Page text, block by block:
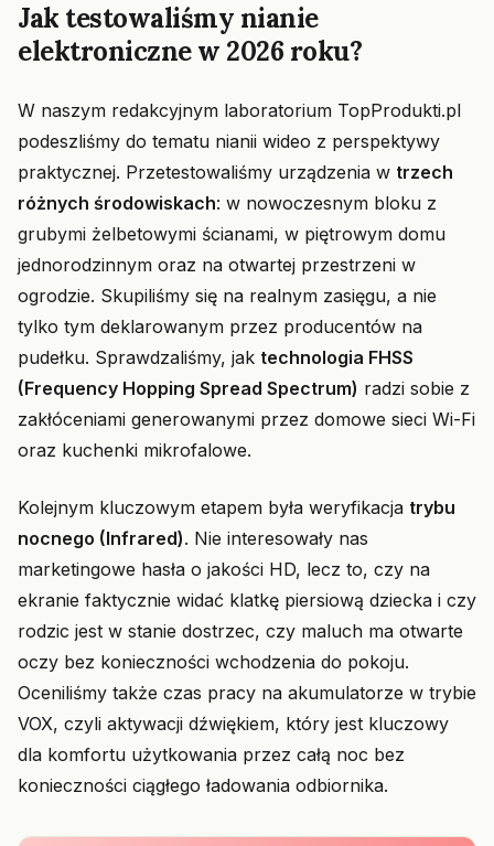
Jak testowaliśmy nianie
elektroniczne w 2026 roku?
W naszym redakcyjnym laboratorium TopProdukti.pl
podeszliśmy do tematu nianii wideo z perspektywy
praktycznej. Przetestowaliśmy urządzenia w trzech
różnych środowiskach: w nowoczesnym bloku z
grubymi żelbetowymi ścianami, w piętrowym domu
jednorodzinnym oraz na otwartej przestrzeni w
ogrodzie. Skupiliśmy się na realnym zasięgu, a nie
tylko tym deklarowanym przez producentów na
pudełku. Sprawdzaliśmy, jak technologia FHSS
(Frequency Hopping Spread Spectrum) radzi sobie z
zakłóceniami generowanymi przez domowe sieci Wi-Fi
oraz kuchenki mikrofalowe.
Kolejnym kluczowym etapem była weryfikacja trybu
nocnego (Infrared). Nie interesowały nas
marketingowe hasła o jakości HD, lecz to, czy na
ekranie faktycznie widać klatkę piersiową dziecka i czy
rodzic jest w stanie dostrzec, czy maluch ma otwarte
oczy bez konieczności wchodzenia do pokoju.
Oceniliśmy także czas pracy na akumulatorze w trybie
VOX, czyli aktywacji dźwiękiem, który jest kluczowy
dla komfortu użytkowania przez całą noc bez
konieczności ciągłego ładowania odbiornika.